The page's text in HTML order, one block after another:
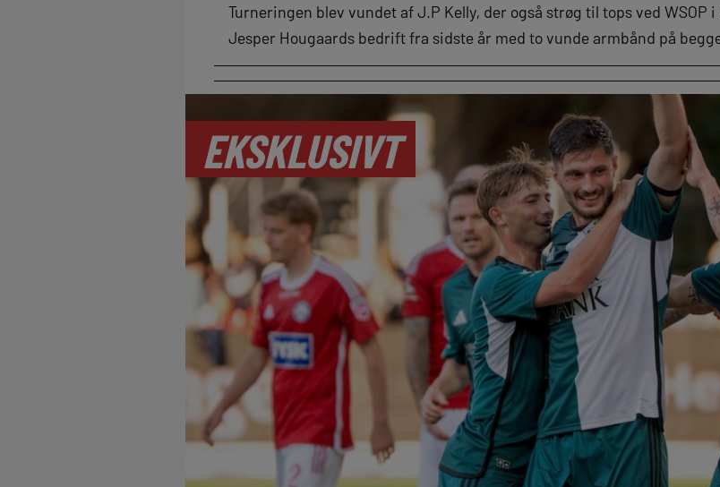
Turneringen blev vundet af J.P Kelly, der også strøg til tops ved WSOP
Jesper Hougaards bedrift fra sidste år med to vunde armbånd på
EKSKLUSIVT